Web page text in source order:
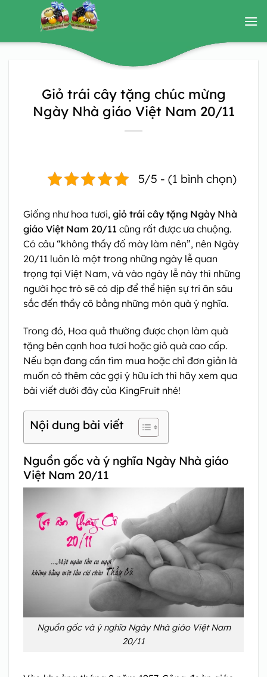
Giỏ trái cây tặng chúc mừng
Ngày Nhà giáo Việt Nam 20/11
5/5 - (1 bình chọn)
Giống như hoa tươi, giỏ trái cây tặng Ngày Nhà
giáo Việt Nam 20/11 cũng rất được ưa chuộng.
Có câu “không thầy đố mày làm nên”, nên Ngày
20/11 luôn là một trong những ngày lễ quan
trọng tại Việt Nam, và vào ngày lễ này thì những
người học trò sẽ có dịp để thể hiện sự tri ân sâu
sắc đến thầy cô bằng những món quà ý nghĩa.
Trong đó, Hoa quả thường được chọn làm quà
tặng bên cạnh hoa tươi hoặc giỏ quà cao cấp.
Nếu bạn đang cần tìm mua hoặc chỉ đơn giản là
muốn có thêm các gợi ý hữu ích thì hãy xem qua
bài viết dưới đây của KingFruit nhé!
Nội dung bài viết
Nguồn gốc và ý nghĩa Ngày Nhà giáo
Việt Nam 20/11
Nguồn gốc và ý nghĩa Ngày Nhà giáo Việt Nam
20/11